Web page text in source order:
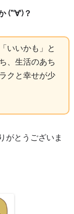
？
いいかも」と
、生活のあち
クと幸せが少
がとうございま